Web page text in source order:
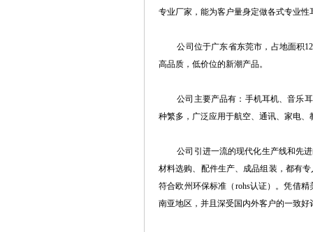
专业厂家，能为客户量身定做各式专业性
公司位于广东省东莞市，占地面积
高品质，低价位的新潮产品。
公司主要产品有：手机耳机、音乐耳
种繁多，广泛应用于航空、通讯、家电、
公司引进一流的现代化生产线和先进
材料选购、配件生产、成品组装，都有
符合欧州环保标准（rohs认证）。凭借
南亚地区，并且深受国内外客户的一致好